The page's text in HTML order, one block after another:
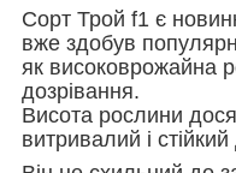
Сорт Трой f1 є
вже здобув
як високоврожайна
дозрівання.
Висота рослини
витривалий і